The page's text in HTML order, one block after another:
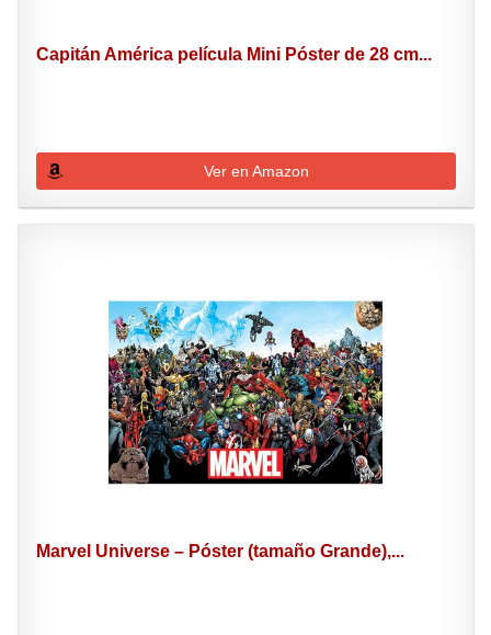
Capitán América película Mini Póster de 28 cm...
Ver en Amazon
Marvel Universe – Póster (tamaño Grande),...